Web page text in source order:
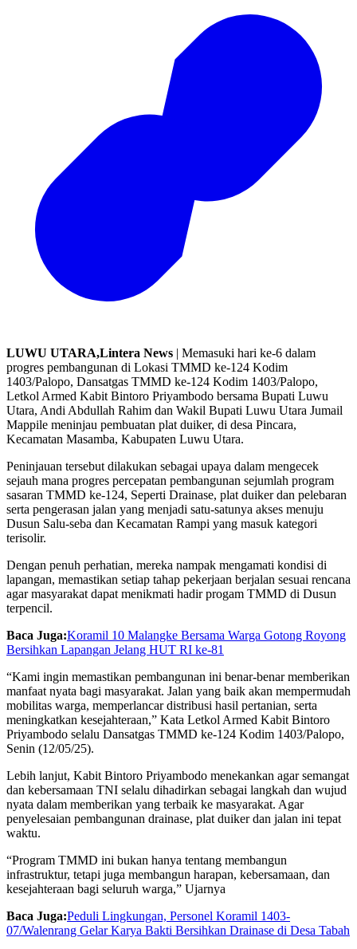
LUWU UTARA,Lintera News | Memasuki hari ke-6 dalam
progres pembangunan di Lokasi TMMD ke-124 Kodim
1403/Palopo, Dansatgas TMMD ke-124 Kodim 1403/Palopo,
Letkol Armed Kabit Bintoro Priyambodo bersama Bupati Luwu
Utara, Andi Abdullah Rahim dan Wakil Bupati Luwu Utara Jumail
Mappile meninjau pembuatan plat duiker, di desa Pincara,
Kecamatan Masamba, Kabupaten Luwu Utara.
Peninjauan tersebut dilakukan sebagai upaya dalam mengecek
sejauh mana progres percepatan pembangunan sejumlah program
sasaran TMMD ke-124, Seperti Drainase, plat duiker dan pelebaran
serta pengerasan jalan yang menjadi satu-satunya akses menuju
Dusun Salu-seba dan Kecamatan Rampi yang masuk kategori
terisolir.
Dengan penuh perhatian, mereka nampak mengamati kondisi di
lapangan, memastikan setiap tahap pekerjaan berjalan sesuai rencana
agar masyarakat dapat menikmati hadir progam TMMD di Dusun
terpencil.
Baca Juga:Koramil 10 Malangke Bersama Warga Gotong Royong
Bersihkan Lapangan Jelang HUT RI ke-81
“Kami ingin memastikan pembangunan ini benar-benar memberikan
manfaat nyata bagi masyarakat. Jalan yang baik akan mempermudah
mobilitas warga, memperlancar distribusi hasil pertanian, serta
meningkatkan kesejahteraan,” Kata Letkol Armed Kabit Bintoro
Priyambodo selalu Dansatgas TMMD ke-124 Kodim 1403/Palopo,
Senin (12/05/25).
Lebih lanjut, Kabit Bintoro Priyambodo menekankan agar semangat
dan kebersamaan TNI selalu dihadirkan sebagai langkah dan wujud
nyata dalam memberikan yang terbaik ke masyarakat. Agar
penyelesaian pembangunan drainase, plat duiker dan jalan ini tepat
waktu.
“Program TMMD ini bukan hanya tentang membangun
infrastruktur, tetapi juga membangun harapan, kebersamaan, dan
kesejahteraan bagi seluruh warga,” Ujarnya
Baca Juga:Peduli Lingkungan, Personel Koramil 1403-
07/Walenrang Gelar Karya Bakti Bersihkan Drainase di Desa Tabah